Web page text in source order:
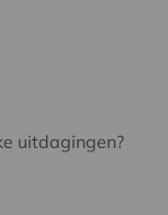
uitdagingen?